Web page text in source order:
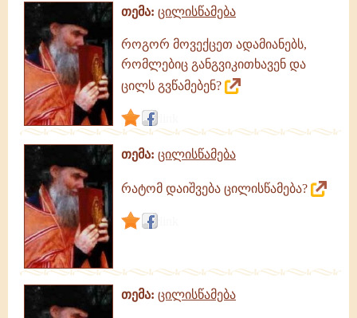
თემა: ცილისწამება
როგორ მოვექცეთ ადამიანებს,
რომლებიც განგვიკითხავენ და
ცილს გვწამებენ?
თემა: ცილისწამება
რატომ დაიშვება ცილისწამება?
თემა: ცილისწამება